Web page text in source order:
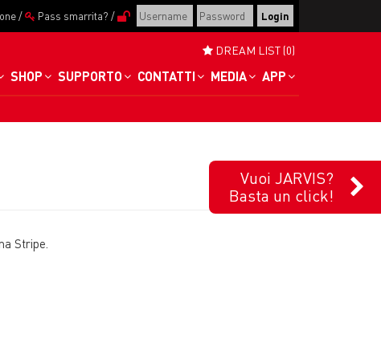
/ Pass smarrita? /
SHOP SUPPORTO CONTATTI MEDIA APP
DREAM LIST (0)
Vuoi JARVIS?
Basta un click!
Stripe.